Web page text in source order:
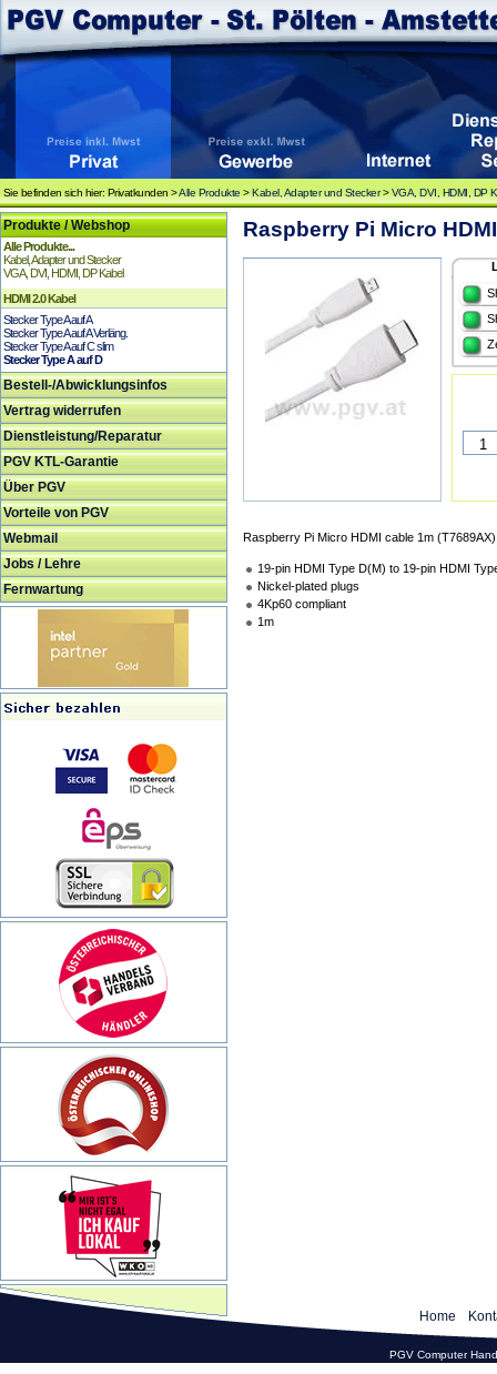
Sie befinden sich hier: Privatkunden >Alle Produkte >Kabel, Adapter und Stecker>VGA, DVI, HDMI, DP
Produkte / Webshop
Alle Produkte...
Kabel, Adapter und Stecker
VGA, DVI, HDMI, DP Kabel
HDMI 2.0 Kabel
Stecker Type A auf A
Stecker Type A auf A Verläng.
Stecker Type A auf C slim
Stecker Type A auf D
Bestell-/Abwicklungsinfos
Vertrag widerrufen
Dienstleistung/Reparatur
PGV KTL-Garantie
Über PGV
Vorteile von PGV
Webmail
Jobs / Lehre
Fernwartung
Raspberry Pi Micro
Raspberry Pi Micro HDMI cable 1m (T7689AX)
19-pin HDMI Type D(M) to 19-pin HDMI
Nickel-plated plugs
4Kp60 compliant
1m
Home
PGV Computer